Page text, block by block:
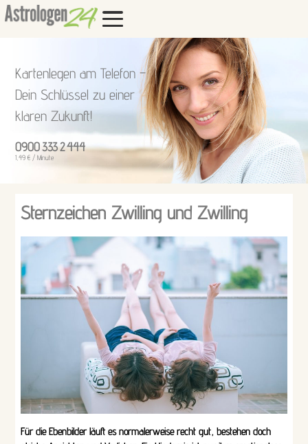
Kartenlegen am Telefon –
Dein Schlüssel zu einer
klaren Zukunft!
0900 333 2 444
1,49 € / Minute
Sternzeichen Zwilling und Zwilling
Für die Ebenbilder läuft es normalerweise recht gut, bestehen doch